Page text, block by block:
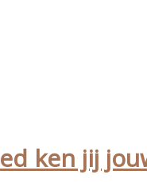
ken jij